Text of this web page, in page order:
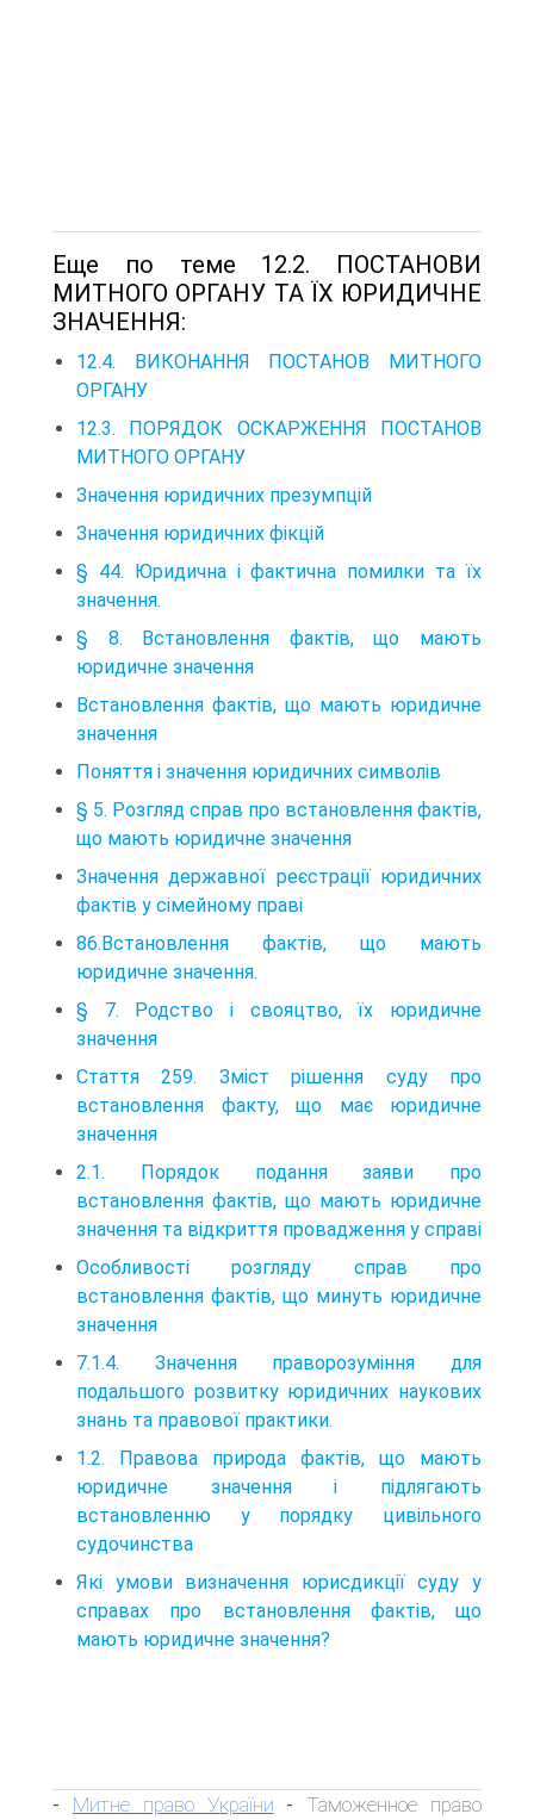
Еще по теме 12.2. ПОСТАНОВИ
МИТНОГО ОРГАНУ ТА ЇХ ЮРИДИЧНЕ
ЗНАЧЕННЯ:
12.4. ВИКОНАННЯ ПОСТАНОВ МИТНОГО
ОРГАНУ
12.3. ПОРЯДОК ОСКАРЖЕННЯ ПОСТАНОВ
МИТНОГО ОРГАНУ
Значення юридичних презумпцій
Значення юридичних фікцій
§ 44. Юридична і фактична помилки та їх
значення.
§ 8. Встановлення фактів, що мають
юридичне значення
Встановлення фактів, що мають юридичне
значення
Поняття і значення юридичних символів
§ 5. Розгляд справ про встановлення фактів,
що мають юридичне значення
Значення державної реєстрації юридичних
фактів у сімейному праві
86.Встановлення фактів, що мають
юридичне значення.
§ 7. Родство і свояцтво, їх юридичне
значення
Стаття 259. Зміст рішення суду про
встановлення факту, що має юридичне
значення
2.1. Порядок подання заяви про
встановлення фактів, що мають юридичне
значення та відкриття провадження у справі
Особливості розгляду справ про
встановлення фактів, що минуть юридичне
значення
7.1.4. Значення праворозуміння для
подальшого розвитку юридичних наукових
знань та правової практики.
1.2. Правова природа фактів, що мають
юридичне значення і підлягають
встановленню у порядку цивільного
судочинства
Які умови визначення юрисдикції суду у
справах про встановлення фактів, що
мають юридичне значення?
- Митне право України - Таможенное право